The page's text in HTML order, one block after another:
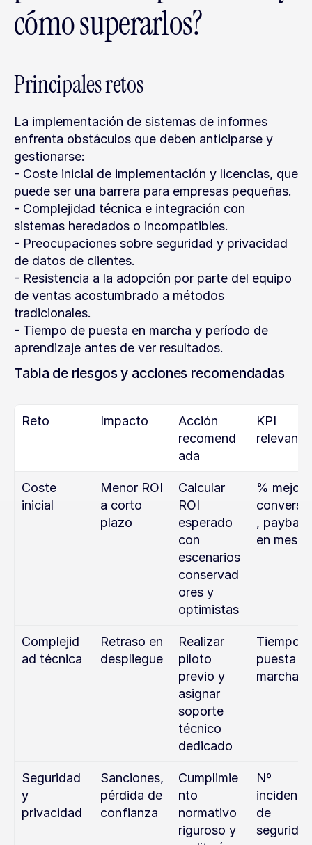
cómo superarlos?
Principales retos
La implementación de sistemas de informes
enfrenta obstáculos que deben anticiparse y
gestionarse:
- Coste inicial de implementación y licencias, que
puede ser una barrera para empresas pequeñas.
- Complejidad técnica e integración con
sistemas heredados o incompatibles.
- Preocupaciones sobre seguridad y privacidad
de datos de clientes.
- Resistencia a la adopción por parte del equipo
de ventas acostumbrado a métodos
tradicionales.
- Tiempo de puesta en marcha y período de
aprendizaje antes de ver resultados.
Tabla de riesgos y acciones recomendadas
Reto Impacto
Acción
recomend
ada
KPI
relevante
Coste
inicial
Menor ROI
a corto
plazo
Calcular
ROI
esperado
con
escenarios
conservad
ores y
optimistas
% mejora
,
en meses
Complejid
ad técnica
Retraso en
despliegue
Realizar
piloto
previo y
asignar
soporte
técnico
dedicado
Tiempo
puesta
marcha
Seguridad
y
privacidad
Sanciones,
pérdida de
confianza
Cumplimie
nto
normativo
riguroso y
Nº
de